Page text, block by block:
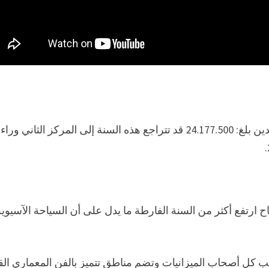
العاصمة التايلاندية التي احتلت الصدارة عام 2018 بعدد وافدين بلغ: 24.177.500 قد تتراجع هذه السنة إلى المركز الثاني وراء
ارتفع أكثر من السنة الفارطة ما يدل على أن السياحة
كل أصحاب الميزانيات وتضم مناطق تتميز بالفن المعماري